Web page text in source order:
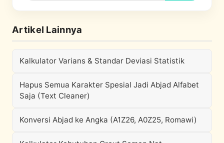
Artikel Lainnya
Kalkulator Varians & Standar Deviasi Statistik
Hapus Semua Karakter Spesial Jadi Abjad Alfabet
Saja (Text Cleaner)
Konversi Abjad ke Angka (A1Z26, A0Z25, Romawi)